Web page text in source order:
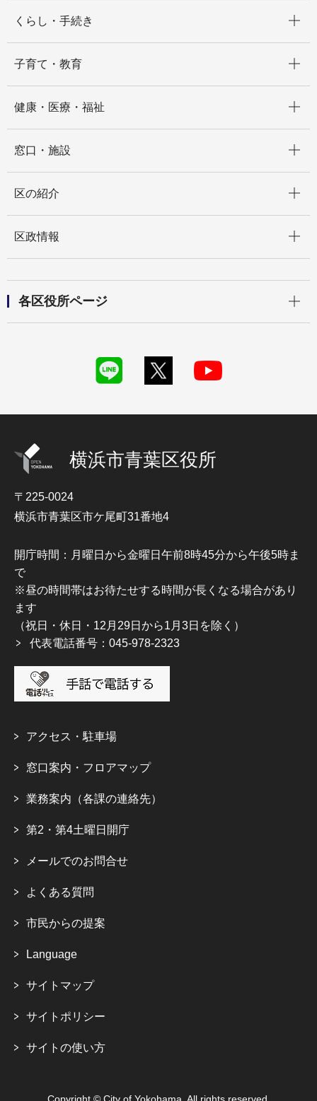
くらし・手続き
子育て・教育
健康・医療・福祉
窓口・施設
区の紹介
区政情報
各区役所ページ
横浜市青葉区役所
〒225-0024
横浜市青葉区市ケ尾町31番地4
開庁時間：月曜日から金曜日午前8時45分から午後5時ま
で
※昼の時間帯はお待たせする時間が長くなる場合があり
ます
（祝日・休日・12月29日から1月3日を除く）
代表電話番号：045-978-2323
アクセス・駐車場
窓口案内・フロアマップ
業務案内（各課の連絡先）
第2・第4土曜日開庁
メールでのお問合せ
よくある質問
市民からの提案
Language
サイトマップ
サイトポリシー
サイトの使い方